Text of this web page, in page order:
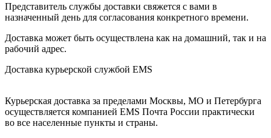
Представитель службы доставки свяжется с вами в
назначенный день для согласования конкретного времени.
Доставка может быть осуществлена как на домашний, так и на
рабочий адрес.
Доставка курьерской службой EMS
Курьерская доставка за пределами Москвы, МО и Петербурга
осуществляется компанией ЕМS Почта России практически
во все населенные пункты и страны.